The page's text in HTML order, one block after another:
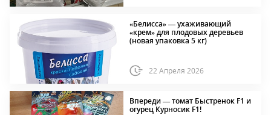
«Белисса» — ухаживающий
«крем» для плодовых деревьев
(новая упаковка 5 кг)
22 Апреля 2026
Впереди — томат Быстренок F1 и
огурец Курносик F1!